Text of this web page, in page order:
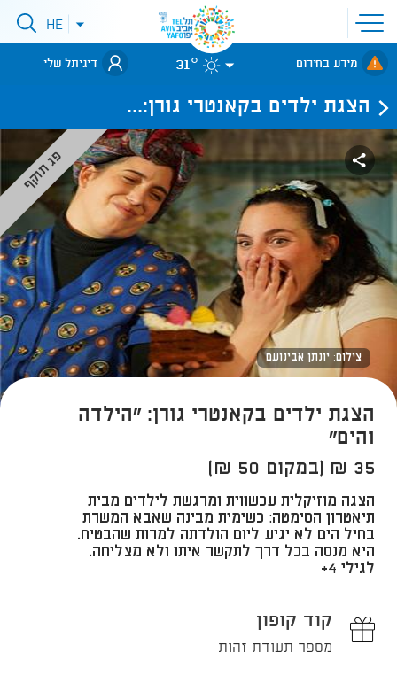
פתיחת
תפריט
אתר
לאתר עיריית
תל-אביב
פתיחתHE
מידע בחירום 31° דיגיתל שלי
הצגת ילדים בקאנטרי גורן:...
צילום: יונתן אבינועם
פג תוקף
הצגת ילדים בקאנטרי גורן: "הילדה
והים"
35 ₪ (במקום 50 ₪)
הצגה מוזיקלית עכשווית ומרגשת לילדים מבית
תיאטרון הסימטה: כשימית מבינה שאבא המשרת
בחיל הים לא יגיע ליום הולדתה למרות שהבטיח.
היא מנסה בכל דרך לתקשר איתו ולא מצליחה.
לגילי 4+​
קוד קופון
מספר תעודת זהות